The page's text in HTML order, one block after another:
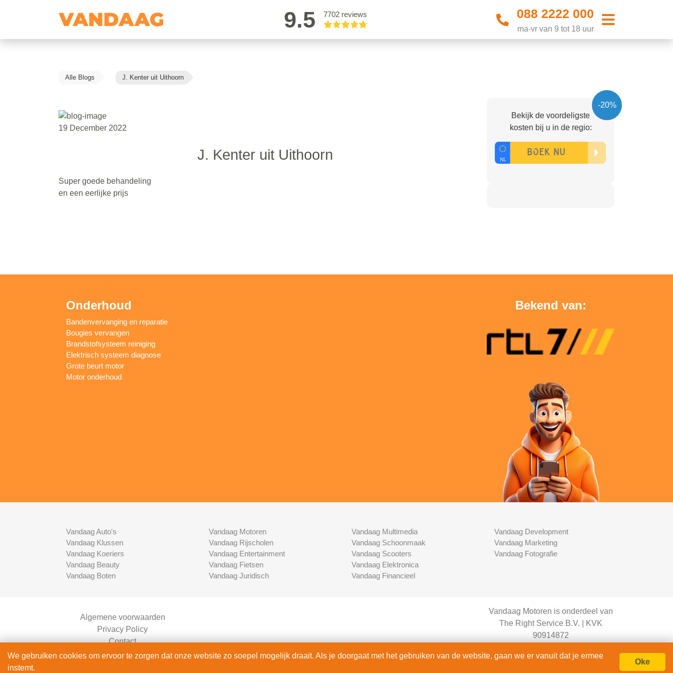
9.5 7702 reviews 088 2222 000
ma-vr van 9 tot 18 uur
Alle Blogs J. Kenter uit Uithoorn
19 December 2022
J. Kenter uit Uithoorn
Super goede behandeling
en een eerlijke prijs
-20%
Bekijk de voordeligste
kosten bij u in de regio:
Onderhoud
Bandenvervanging en reparatie
Bougies vervangen
Brandstofsysteem reiniging
Elektrisch systeem diagnose
Grote beurt motor
Motor onderhoud
Bekend van:
Vandaag Auto's
Vandaag Klussen
Vandaag Koeriers
Vandaag Beauty
Vandaag Boten
Vandaag Motoren
Vandaag Rijscholen
Vandaag Entertainment
Vandaag Fietsen
Vandaag Juridisch
Vandaag Multimedia
Vandaag Schoonmaak
Vandaag Scooters
Vandaag Elektronica
Vandaag Financieel
Vandaag Development
Vandaag Marketing
Vandaag Fotografie
Algemene voorwaarden
Privacy Policy
Contact
Bedrijven Inlog
Vandaag Motoren is onderdeel van
The Right Service B.V. | KVK
90914872
alle rechten voorbehouden.
We gebruiken cookies om ervoor te zorgen dat onze website zo soepel mogelijk draait. Als je doorgaat met het gebruiken van de website, gaan we er vanuit dat je ermee
instemt.
Oke